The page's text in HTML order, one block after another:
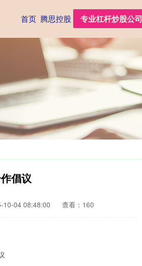
首页 腾思控股 专业杠杆炒股公司
倡议
10-04 08:48:00 查看：160